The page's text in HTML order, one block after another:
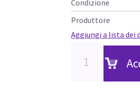
Condizione
Produttore
Aggiungi a lista dei